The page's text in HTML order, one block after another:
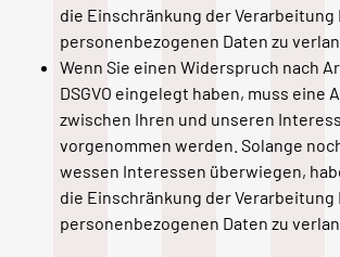
die Einschränkung der Verarbeitung
personenbezogenen Daten zu
Wenn Sie einen Widerspruch nach
DSGVO eingelegt haben, muss eine
zwischen Ihren und unseren
vorgenommen werden. Solange
wessen Interessen überwiegen,
die Einschränkung der Verarbeitung
personenbezogenen Daten zu